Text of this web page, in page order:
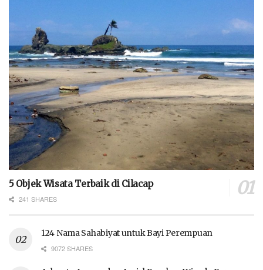
5 Objek Wisata Terbaik di Cilacap
241 SHARES
124 Nama Sahabiyat untuk Bayi Perempuan
9072 SHARES